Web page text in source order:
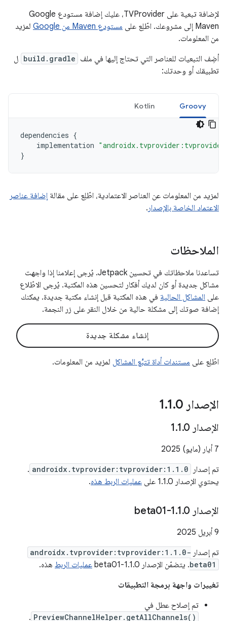
لإضافة تبعية على TVProvider، عليك إضافة مستودع Google
Maven إلى مشروعك. اطّلِع على
مستودع Maven من Google
لمزيد
من المعلومات.
أضِف التبعيات للعناصر التي تحتاج إليها في ملف build.gradle ل
تطبيقك أو وحدتك:
Groovy
Kotlin
dependencies {
implementation
}
لمزيد من المعلومات عن العناصر الاعتمادية، اطّلِع على مقالة إضافة عناصر
الاعتماد الخاصة بالإصدار .
الملاحظات
تساعدنا ملاحظاتك في تحسين Jetpack. يُرجى إعلامنا إذا واجهت
مشاكل جديدة أو كان لديك أفكار لتحسين هذه المكتبة. يُرجى الاطّلاع
على المشاكل الحالية في هذه المكتبة قبل إنشاء مكتبة جديدة. يمكنك
إضافة صوتك إلى مشكلة حالية من خلال النقر على زر النجمة.
إنشاء مشكلة جديدة
اطّلِع على مستندات أداة تتبُّع المشاكل لمزيد من المعلومات.
الإصدار 1 .1.0
الإصدار 1 .1.0
7 أيار (مايو) 2025
تم إصدار
androidx.tvprovider:tvprovider:1.1.0
.
يحتوي الإصدار 1.1.0 على
عمليات الربط هذه.
الإصدار 1 .1.0-beta01
9 أبريل 2025
تم إصدار androidx.tvprovider:tvprovider:1.1.0-
beta01. يتضمّن الإصدار 1.1.0-beta01 عمليات الربط هذه.
تغييرات واجهة برمجة التطبيقات
تم إصلاح عطل في
PreviewChannelHelper.getAllChannels()
.